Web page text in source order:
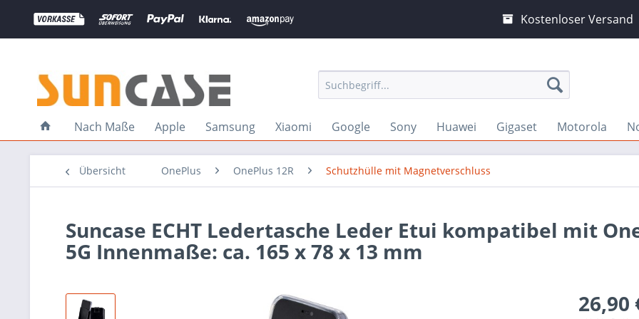
Kostenloser Versand
Nach Maße Apple Samsung Xiaomi Google Sony Huawei Gigaset Motorola
Übersicht OnePlus OnePlus 12R Schutzhülle mit Magnetverschluss
Suncase ECHT Ledertasche Leder Etui kompatibel mit
5G Innenmaße: ca. 165 x 78 x 13 mm
26,90